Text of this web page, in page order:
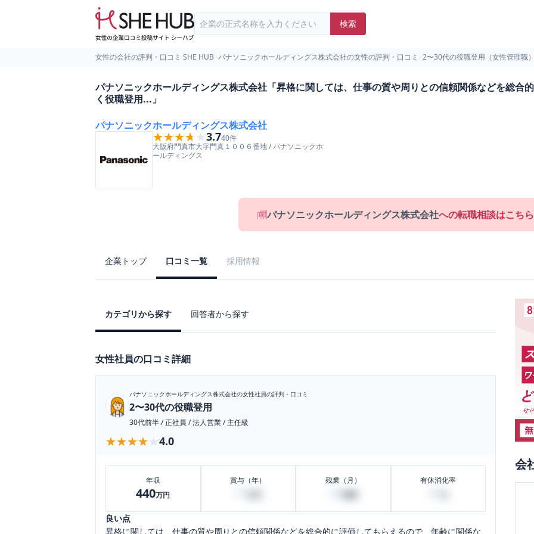
検索
女性の会社の評判・口コミ SHE HUB パナソニックホールディングス株式会社の女性の評判・口コミ 2〜30代の役職登用（女性管理職
パナソニックホールディングス株式会社「昇格に関しては、仕事の質や周りとの信頼関係などを総合
く役職登用...」
パナソニックホールディングス株式会社
★★★★★
★★★★★3.740件
大阪府門真市大字門真１００６番地/パナソニックホ
ールディングス
パナソニックホールディングス株式会社への転職相談はこち
企業トップ 口コミ一覧 採用情報
カテゴリから探す 回答者から探す
女性社員の口コミ詳細
パナソニックホールディングス株式会社の女性社員の評判・口コミ
2〜30代の役職登用
30代前半/正社員 /法人営業/主任級
★★★★★
★★★★★ 4.0
年収
440万円
賞与（年） 残業（月） 有休消化率
良い点
昇格に関しては、仕事の質や周りとの信頼関係などを総合的に評価してもらえるので、年齢に関係な
会